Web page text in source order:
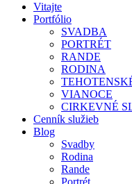
Vitajte
Portfólio
SVADBA
PORTRÉT
RANDE
RODINA
VIANOCE
CIRKEVNÉ
Cenník služieb
Blog
Svadby
Rodina
Rande
Portrét